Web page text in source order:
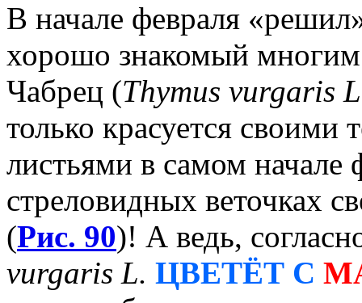
В начале февраля
хорошо знакомый
Чабрец (Thymus vurgaris
только красуется
листьями в самом
стреловидных веточках
(Рис. 90)! А ведь,
vurgaris L. ЦВЕТЁТ С